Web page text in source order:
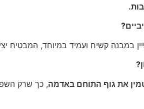
במבנה קשיח ועמיד במיוחד, המבטיח
את גוף התוחם באדמה, כך שרק